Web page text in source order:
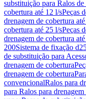
substituição para Ralos de
cobertura até 12 l/sPeças
drenagem de cobertura
cobertura até 25 l/sPeças
drenagem de cobertura
200Sistema de fixação
de substituição para
drenagem de cobertura
drenagem de cobertura
convencionalRalos para
para Ralos para